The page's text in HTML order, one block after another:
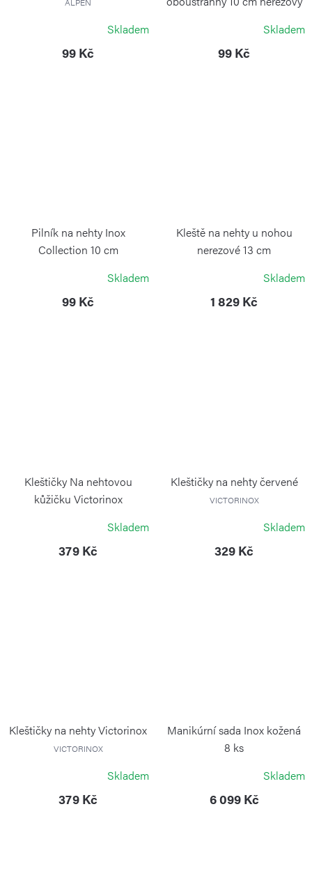
Skladem
99 Kč
Skladem
99 Kč
Pilník na nehty Inox
Collection 10 cm
Skladem
99 Kč
Kleště na nehty u nohou
nerezové 13 cm
Skladem
1 829 Kč
Kleštičky Na nehtovou
kůžičku Victorinox
Skladem
379 Kč
Kleštičky na nehty červené
VICTORINOX
Skladem
329 Kč
Kleštičky na nehty Victorinox
VICTORINOX
Skladem
379 Kč
Manikúrní sada Inox kožená
8 ks
Skladem
6 099 Kč